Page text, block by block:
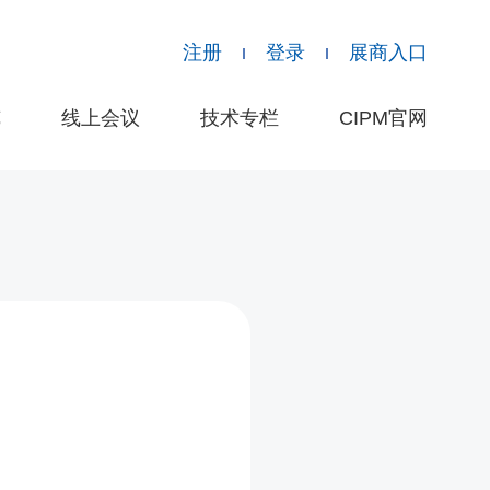
注册 登录 展商入口
线上会议 技术专栏 CIPM官网